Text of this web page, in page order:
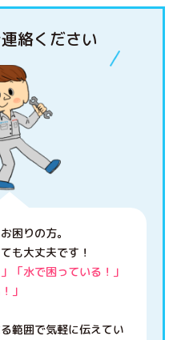
絡ください
困りの方。
も大丈夫です！
「水で困っている！」
」
範囲で気軽に伝えてい